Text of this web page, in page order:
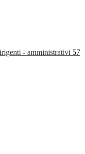
- amministrativi 57